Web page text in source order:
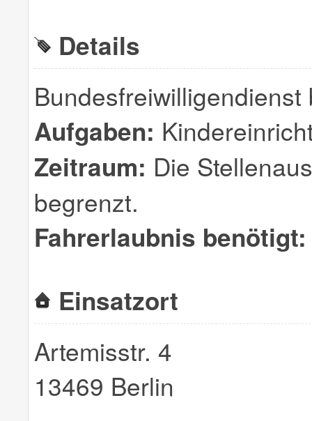
Details
Aufgaben:
Zeitraum: Die
begrenzt.
Fahrerlaubnis benötigt:
Einsatzort
Artemisstr. 4
13469 Berlin